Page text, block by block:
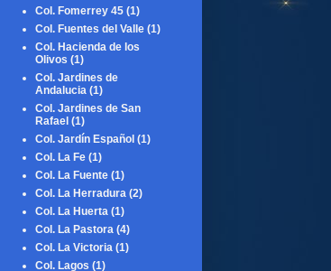
Col. Fomerrey 45 (1)
Col. Fuentes del Valle (1)
Col. Hacienda de los
Olivos (1)
Col. Jardines de
Andalucia (1)
Col. Jardines de San
Rafael (1)
Col. Jardín Español (1)
Col. La Fe (1)
Col. La Fuente (1)
Col. La Herradura (2)
Col. La Huerta (1)
Col. La Pastora (4)
Col. La Victoria (1)
Col. Lagos (1)